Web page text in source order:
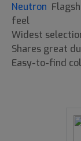
Neutron
feel
Widest
Shares great
Easy-to-find